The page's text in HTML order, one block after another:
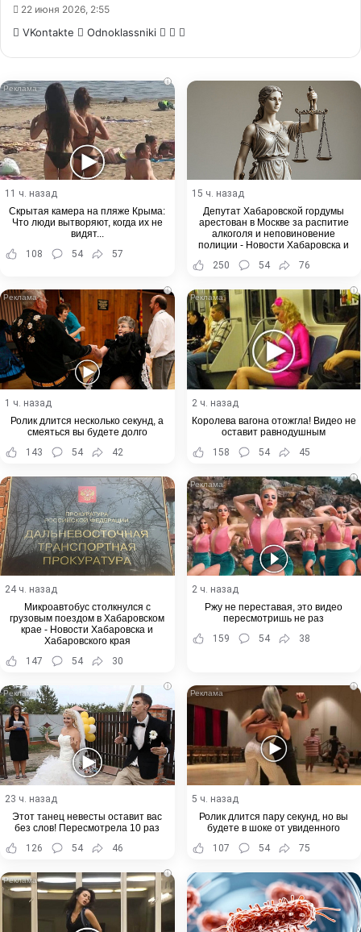
22 июня 2026, 2:55
VKontakte Odnoklassniki WhatsApp
Telegram
i
11 ч. назад
Скрытая камера на пляже Крыма:
Что люди вытворяют, когда их не
видят...
108
54 57
15 ч. назад
Депутат Хабаровской гордумы
арестован в Москве за распитие
алкоголя и неповиновение
полиции - Новости Хабаровска и
250 54 76
i
1 ч. назад
Ролик длится несколько секунд, а
смеяться вы будете долго
143
54 42
i
2 ч. назад
Королева вагона отожгла! Видео не
оставит равнодушным
158
54 45
24 ч. назад
Микроавтобус столкнулся с
грузовым поездом в Хабаровском
крае - Новости Хабаровска и
Хабаровского края
147
54 30
i
2 ч. назад
Ржу не переставая, это видео
пересмотришь не раз
159
54 38
i
23 ч. назад
Этот танец невесты оставит вас
без слов! Пересмотрела 10 раз
126
54 46
i
5 ч. назад
Ролик длится пару секунд, но вы
будете в шоке от увиденного
107
54 75
i